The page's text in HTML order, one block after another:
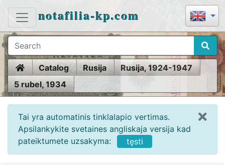
notafilia-kp.com
HomeCatalog Rusija
Rusija, 1924-1947
5 rubel, 1934
Tai yra automatinis tinklalapio vertimas.
Apsilankykite svetaines angliskaja versija kad
pateiktumete uzsakyma:
tęsti